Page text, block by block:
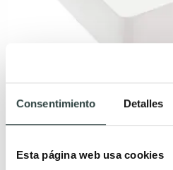
Consentimiento Detalles
Esta página web usa cookies
Cerámica 36.5 x 36.5 x 11.5 cm